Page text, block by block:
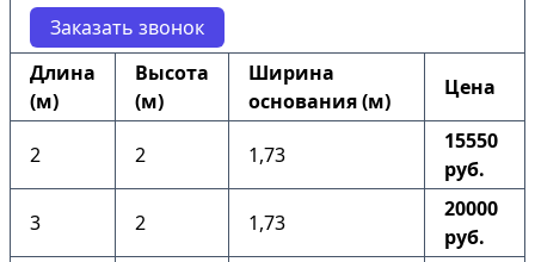
Заказать звонок
Длина
(м)
Высота
(м)
Ширина
основания (м)
Цена
2 2 1,73
15550
руб.
3 2 1,73
20000
руб.